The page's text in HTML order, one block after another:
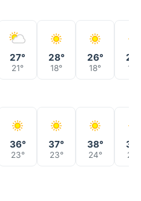
27°
21°
28°
18°
26°
18° 19°
36°
23°
37°
23°
38°
24° 25°